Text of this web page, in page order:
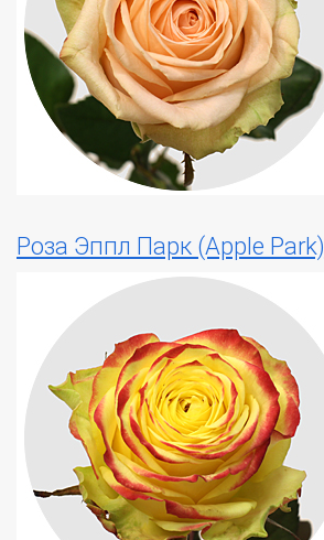
Роза Эппл Парк (Apple Park)